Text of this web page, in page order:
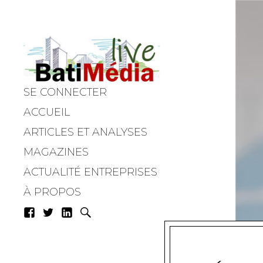
SE CONNECTER
ACCUEIL
ARTICLES ET ANALYSES
MAGAZINES
ACTUALITÉ ENTREPRISES
À PROPOS